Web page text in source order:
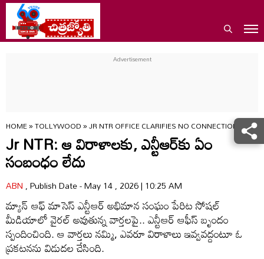
HOME»TOLLYWOOD»JR NTR OFFICE CLARIFIES NO CONNECTION WITH
Jr NTR: ఆ విరాళాలకు, ఎన్టీఆర్‌కు ఏం
సంబంధం లేదు
ABN, Publish Date - May 14 , 2026 | 10:25 AM
మ్యాన్ ఆఫ్ మాసెస్ ఎన్టీఆర్ అభిమాన సంఘం పేరిట సోషల్
మీడియాలో వైరల్ అవుతున్న వార్తలపై.. ఎన్టీఆర్ ఆఫీస్ బృందం
స్పందించింది. ఆ వార్తలు నమ్మి, ఎవరూ విరాళాలు ఇవ్వవద్దంటూ ఓ
ప్రకటనను విడుదల చేసింది.